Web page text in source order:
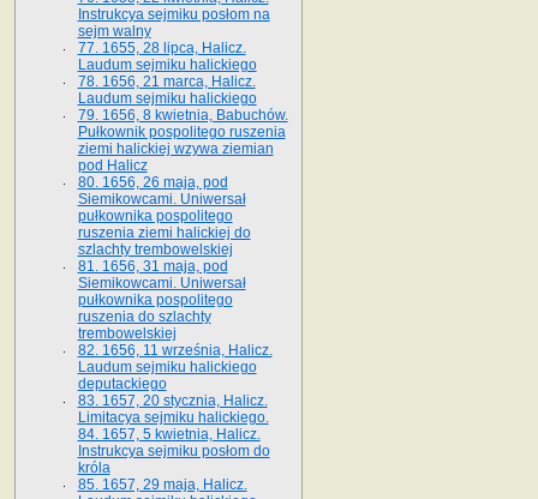
Instrukcya sejmiku posłom na
sejm walny
77. 1655, 28 lipca, Halicz.
Laudum sejmiku halickiego
78. 1656, 21 marca, Halicz.
Laudum sejmiku halickiego
79. 1656, 8 kwietnia, Babuchów.
Pułkownik pospolitego ruszenia
ziemi halickiej wzywa ziemian
pod Halicz
80. 1656, 26 maja, pod
Siemikowcami. Uniwersał
pułkownika pospolitego
ruszenia ziemi halickiej do
szlachty trembowelskiej
81. 1656, 31 maja, pod
Siemikowcami. Uniwersał
pułkownika pospolitego
ruszenia do szlachty
trembowelskiej
82. 1656, 11 września, Halicz.
Laudum sejmiku halickiego
deputackiego
83. 1657, 20 stycznia, Halicz.
Limitacya sejmiku halickiego.
84. 1657, 5 kwietnia, Halicz.
Instrukcya sejmiku posłom do
króla
85. 1657, 29 maja, Halicz.